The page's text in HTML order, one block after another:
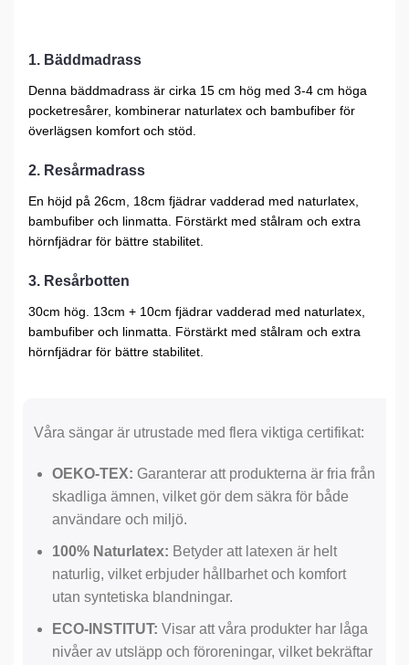
1. Bäddmadrass
Denna bäddmadrass är cirka 15 cm hög med 3-4 cm höga
pocketresårer, kombinerar naturlatex och bambufiber för
överlägsen komfort och stöd.
2. Resårmadrass
En höjd på 26cm, 18cm fjädrar vadderad med naturlatex,
bambufiber och linmatta. Förstärkt med stålram och extra
hörnfjädrar för bättre stabilitet.
3. Resårbotten
30cm hög. 13cm + 10cm fjädrar vadderad med naturlatex,
bambufiber och linmatta. Förstärkt med stålram och extra
hörnfjädrar för bättre stabilitet.
Våra sängar är utrustade med flera viktiga certifikat:
OEKO-TEX: Garanterar att produkterna är fria från
skadliga ämnen, vilket gör dem säkra för både
användare och miljö.
100% Naturlatex: Betyder att latexen är helt
naturlig, vilket erbjuder hållbarhet och komfort
utan syntetiska blandningar.
ECO-INSTITUT: Visar att våra produkter har låga
nivåer av utsläpp och föroreningar, vilket bekräftar